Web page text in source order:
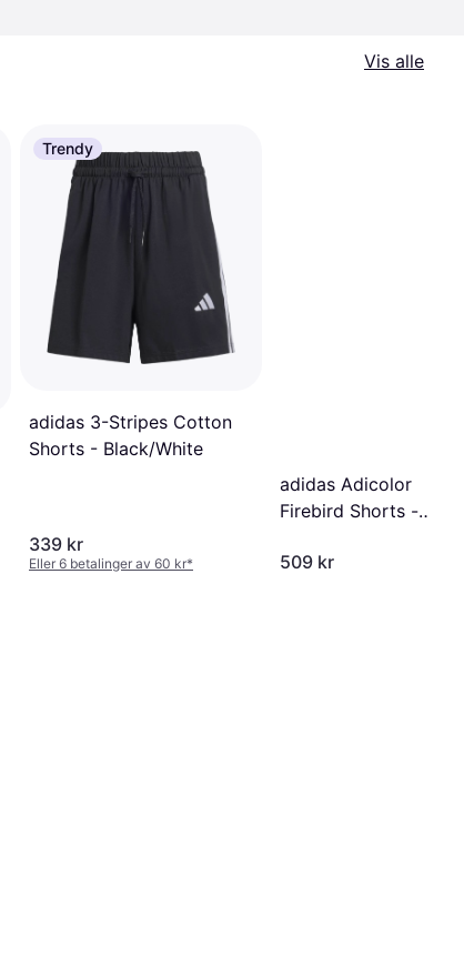
Vis alle
Trendy
adidas 3-Stripes Cotton
Shorts - Black/White
339 kr
Eller 6 betalinger av 60 kr*
adidas Adicolor
Firebird Shorts -
509 kr